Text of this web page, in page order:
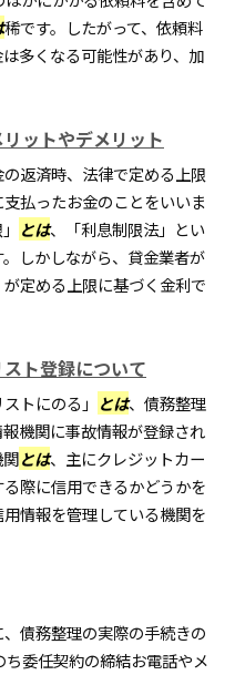
稀です。したがって、依頼料
多くなる可能性があり、加
ットやデメリット
返済時、法律で定める上限
払ったお金のことをいいま
とは、「利息制限法」とい
しかしながら、貸金業者が
定める上限に基づく金利で
ト登録について
トにのる」 とは、債務整理
機関に事故情報が登録され
とは、主にクレジットカー
際に信用できるかどうかを
情報を管理している機関を
債務整理の実際の手続きの
委任契約の締結お電話やメ